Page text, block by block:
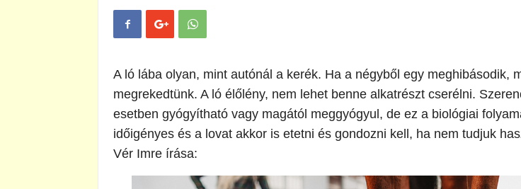
A ló lába olyan, mint autónál a kerék. Ha a négyből egy meghibásodik,
megrekedtünk. A ló élőlény, nem lehet benne alkatrészt cserélni.
esetben gyógyítható vagy magától meggyógyul, de ez a biológiai
időigényes és a lovat akkor is etetni és gondozni kell, ha nem tudjuk
Vér Imre írása: